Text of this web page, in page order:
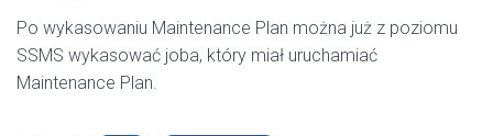
Po wykasowaniu Maintenance Plan można już z poziomu
SSMS wykasować joba, który miał uruchamiać
Maintenance Plan.